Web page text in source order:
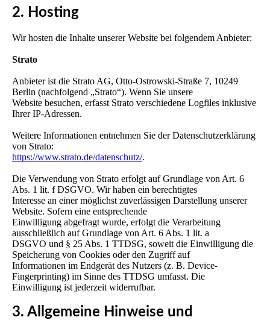
2. Hosting
Wir hosten die Inhalte unserer Website bei folgendem Anbieter:
Strato
Anbieter ist die Strato AG, Otto-Ostrowski-Straße 7, 10249
Berlin (nachfolgend „Strato“). Wenn Sie unsere
Website besuchen, erfasst Strato verschiedene Logfiles inklusive
Ihrer IP-Adressen.
Weitere Informationen entnehmen Sie der Datenschutzerklärung
von Strato:
https://www.strato.de/datenschutz/.
Die Verwendung von Strato erfolgt auf Grundlage von Art. 6
Abs. 1 lit. f DSGVO. Wir haben ein berechtigtes
Interesse an einer möglichst zuverlässigen Darstellung unserer
Website. Sofern eine entsprechende
Einwilligung abgefragt wurde, erfolgt die Verarbeitung
ausschließlich auf Grundlage von Art. 6 Abs. 1 lit. a
DSGVO und § 25 Abs. 1 TTDSG, soweit die Einwilligung die
Speicherung von Cookies oder den Zugriff auf
Informationen im Endgerät des Nutzers (z. B. Device-
Fingerprinting) im Sinne des TTDSG umfasst. Die
Einwilligung ist jederzeit widerrufbar.
3. Allgemeine Hinweise und